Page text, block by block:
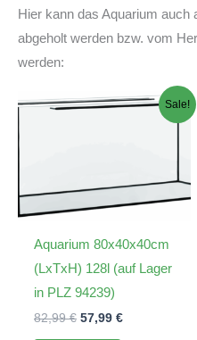
Hier kann das Aquarium auch
abgeholt werden bzw. vom
werden:
Sale!
Aquarium 80x40x40cm
(LxTxH) 128l (auf Lager
in PLZ 94239)
82,99€ Ursprünglicher
57,99 €Aktueller